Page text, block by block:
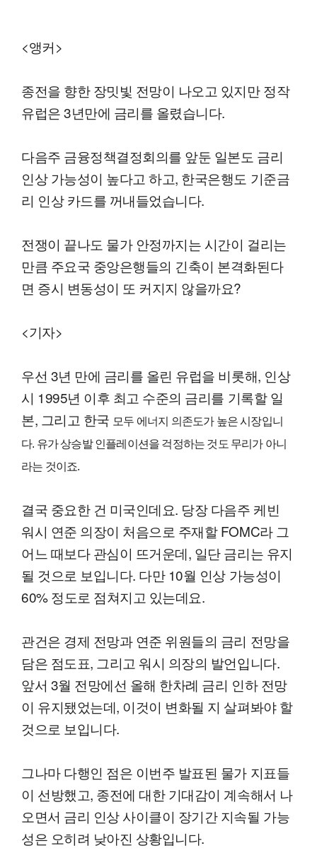
<앵커>
종전을 향한 장밋빛 전망이 나오고 있지만 정작
유럽은 3년만에 금리를 올렸습니다.
다음주 금융정책결정회의를 앞둔 일본도 금리
인상 가능성이 높다고 하고, 한국은행도 기준금
리 인상 카드를 꺼내들었습니다.
전쟁이 끝나도 물가 안정까지는 시간이 걸리는
만큼 주요국 중앙은행들의 긴축이 본격화된다
면 증시 변동성이 또 커지지 않을까요?
<기자>
우선 3년 만에 금리를 올린 유럽을 비롯해, 인상
시 1995년 이후 최고 수준의 금리를 기록할 일
본, 그리고 한국 모두 에너지 의존도가 높은 시장입니
다. 유가 상승발 인플레이션을 걱정하는 것도 무리가 아니
라는 것이죠.
결국 중요한 건 미국인데요. 당장 다음주 케빈
워시 연준 의장이 처음으로 주재할 FOMC라 그
어느 때보다 관심이 뜨거운데, 일단 금리는 유지
될 것으로 보입니다. 다만 10월 인상 가능성이
60% 정도로 점쳐지고 있는데요.
관건은 경제 전망과 연준 위원들의 금리 전망을
담은 점도표, 그리고 워시 의장의 발언입니다.
앞서 3월 전망에선 올해 한차례 금리 인하 전망
이 유지됐었는데, 이것이 변화될 지 살펴봐야 할
것으로 보입니다.
그나마 다행인 점은 이번주 발표된 물가 지표들
이 선방했고, 종전에 대한 기대감이 계속해서 나
오면서 금리 인상 사이클이 장기간 지속될 가능
성은 오히려 낮아진 상황입니다.